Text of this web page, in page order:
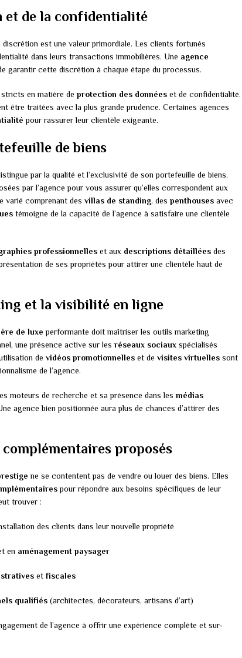
et de la confidentialité
discrétion est une valeur primordiale. Les clients fortunés
dans leurs transactions immobilières. Une agence
garantir cette discrétion à chaque étape du processus.
en matière de protection des données et de confidentialité.
être traitées avec la plus grande prudence. Certaines agences
pour rassurer leur clientèle exigeante.
de biens
par la qualité et l’exclusivité de son portefeuille de biens.
par l’agence pour vous assurer qu’elles correspondent aux
varié comprenant des villas de standing, des penthouses avec
témoigne de la capacité de l’agence à satisfaire une clientèle
professionnelles et aux descriptions détaillées des
de ses propriétés pour attirer une clientèle haut de
et la visibilité en ligne
de luxe performante doit maîtriser les outils marketing
une présence active sur les réseaux sociaux spécialisés
de vidéos promotionnelles et de visites virtuelles sont
de l’agence.
moteurs de recherche et sa présence dans les médias
agence bien positionnée aura plus de chances d’attirer des
complémentaires proposés
ne se contentent pas de vendre ou louer des biens. Elles
pour répondre aux besoins spécifiques de leur
trouver :
des clients dans leur nouvelle propriété
en aménagement paysager
et fiscales
qualifiés (architectes, décorateurs, artisans d’art)
de l’agence à offrir une expérience complète et sur-